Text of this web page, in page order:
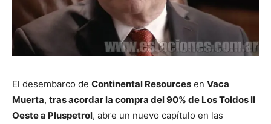
El desembarco de Continental Resources en Vaca
Muerta, tras acordar la compra del 90% de Los Toldos II
Oeste a Pluspetrol, abre un nuevo capítulo en las